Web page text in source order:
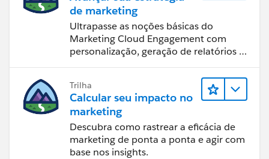
de marketing
Ultrapasse as noções básicas do
Marketing Cloud Engagement com
personalização, geração de relatórios e
Trilha
Calcular seu impacto no
marketing
Descubra como rastrear a eficácia de
marketing de ponta a ponta e agir com
base nos insights.